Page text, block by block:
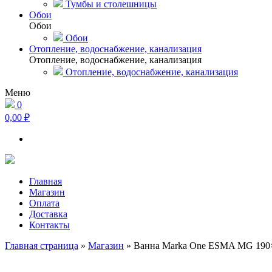
Тумбы и столешницы
Обои
Обои
Обои
Отопление, водоснабжение, канализация
Отопление, водоснабжение, канализация
Отопление, водоснабжение, канализация
Меню
0
0,00 ₽
Главная
Магазин
Оплата
Доставка
Контакты
Главная страница » Магазин » Ванна Marka One ESMA MG